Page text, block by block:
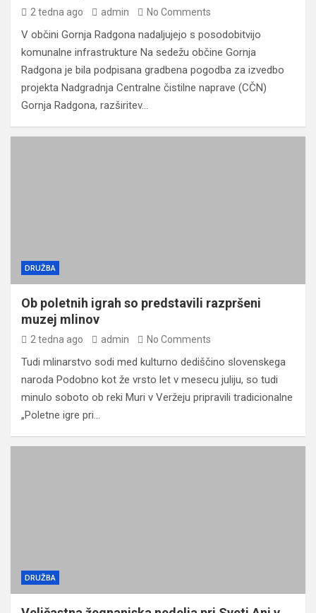
2 tedna ago admin No Comments
V občini Gornja Radgona nadaljujejo s posodobitvijo
komunalne infrastrukture Na sedežu občine Gornja
Radgona je bila podpisana gradbena pogodba za izvedbo
projekta Nadgradnja Centralne čistilne naprave (CČN)
Gornja Radgona, razširitev…
DRUŽBA
Ob poletnih igrah so predstavili razpršeni
muzej mlinov
2 tedna ago admin No Comments
Tudi mlinarstvo sodi med kulturno dediščino slovenskega
naroda Podobno kot že vrsto let v mesecu juliju, so tudi
minulo soboto ob reki Muri v Veržeju pripravili tradicionalne
„Poletne igre pri…
DRUŽBA